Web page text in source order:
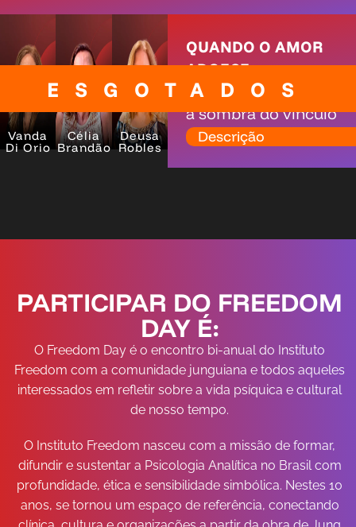
Vanda
Di Orio
Célia
Brandão
Deusa
Robles
QUANDO O AMOR
ADOECE:
Relações abusivas e
a sombra do vínculo
Descrição
PARTICIPAR DO FREEDOM
DAY É:
O Freedom Day é o encontro bi-anual do Instituto
Freedom com a comunidade junguiana e todos aqueles
interessados em refletir sobre a vida psíquica e cultural
de nosso tempo.
O Instituto Freedom nasceu com a missão de formar,
difundir e sustentar a Psicologia Analítica no Brasil com
profundidade, ética e sensibilidade simbólica. Nestes 10
anos, se tornou um espaço de referência, conectando
ESGOTADOS